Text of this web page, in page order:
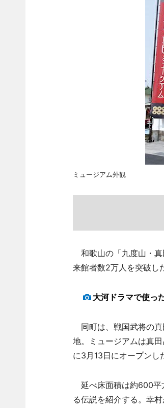
ミュージアム外観
和歌山の「九度山・真
来館者数2万人を突破し
大河ドラマで使っ
同町は、戦国武将の真
地。ミュージアムは真
に3月13日にオープンし
延べ床面積は約600平
る伝説を紹介する。幸